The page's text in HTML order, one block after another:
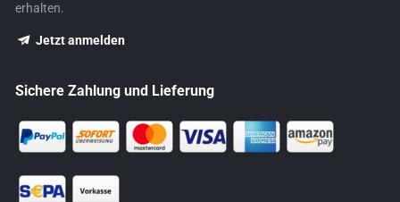
erhalten.
Jetzt anmelden
Sichere Zahlung und Lieferung